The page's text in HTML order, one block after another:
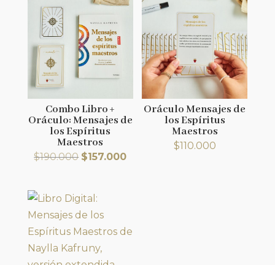
Combo Libro +
Oráculo: Mensajes de
los Espíritus
Maestros
$190.000 El
era:
$190.000.
$157.000El
Oráculo Mensajes de
los Espíritus
Maestros
$110.000